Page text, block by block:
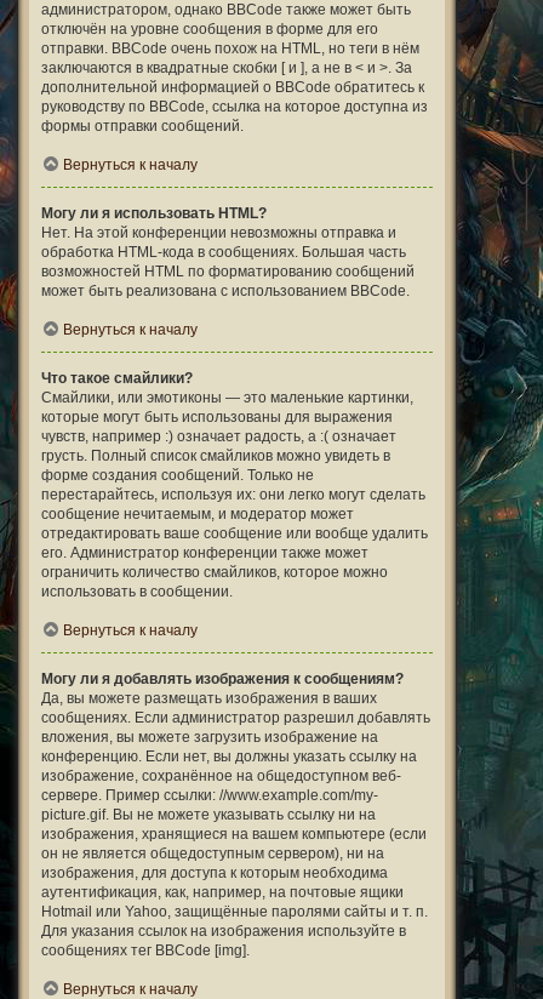
администратором, однако BBCode также может быть
отключён на уровне сообщения в форме для его
отправки. BBCode очень похож на HTML, но теги в нём
заключаются в квадратные скобки [ и ], а не в < и >. За
дополнительной информацией о BBCode обратитесь к
руководству по BBCode, ссылка на которое доступна из
формы отправки сообщений.
Вернуться к началу
Могу ли я использовать HTML?
Нет. На этой конференции невозможны отправка и
обработка HTML-кода в сообщениях. Большая часть
возможностей HTML по форматированию сообщений
может быть реализована с использованием BBCode.
Вернуться к началу
Что такое смайлики?
Смайлики, или эмотиконы — это маленькие картинки,
которые могут быть использованы для выражения
чувств, например :) означает радость, а :( означает
грусть. Полный список смайликов можно увидеть в
форме создания сообщений. Только не
перестарайтесь, используя их: они легко могут сделать
сообщение нечитаемым, и модератор может
отредактировать ваше сообщение или вообще удалить
его. Администратор конференции также может
ограничить количество смайликов, которое можно
использовать в сообщении.
Вернуться к началу
Могу ли я добавлять изображения к сообщениям?
Да, вы можете размещать изображения в ваших
сообщениях. Если администратор разрешил добавлять
вложения, вы можете загрузить изображение на
конференцию. Если нет, вы должны указать ссылку на
изображение, сохранённое на общедоступном веб-
сервере. Пример ссылки: //www.example.com/my-
picture.gif. Вы не можете указывать ссылку ни на
изображения, хранящиеся на вашем компьютере (если
он не является общедоступным сервером), ни на
изображения, для доступа к которым необходима
аутентификация, как, например, на почтовые ящики
Hotmail или Yahoo, защищённые паролями сайты и т. п.
Для указания ссылок на изображения используйте в
сообщениях тег BBCode [img].
Вернуться к началу